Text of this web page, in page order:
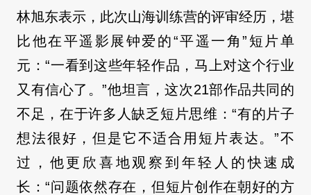
林旭东表示，此次山海训练营的评审经历，堪
比他在平遥影展钟爱的“平遥一角”短片单
元：“一看到这些年轻作品，马上对这个行业
又有信心了。”他坦言，这次21部作品共同的
不足，在于许多人缺乏短片思维：“有的片子
想法很好，但是它不适合用短片表达。”不
过，他更欣喜地观察到年轻人的快速成
长：“问题依然存在，但短片创作在朝好的方